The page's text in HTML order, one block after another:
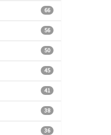
66
56
50
45
41
38
36